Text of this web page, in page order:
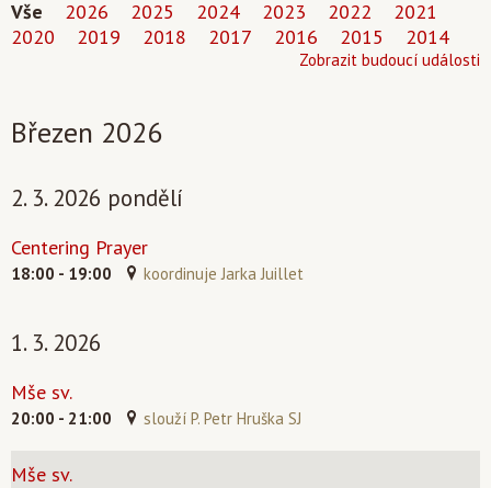
Vše 2026 2025 2024 2023 2022
2021
2020
2019 2018 2017 2016 2015 2014
Zobrazit budoucí události
Březen 2026
2. 3. 2026 pondělí
Centering Prayer
18:00 - 19:00 koordinuje Jarka Juillet
1. 3. 2026
Mše sv.
20:00 - 21:00 slouží P. Petr Hruška SJ
Mše sv.